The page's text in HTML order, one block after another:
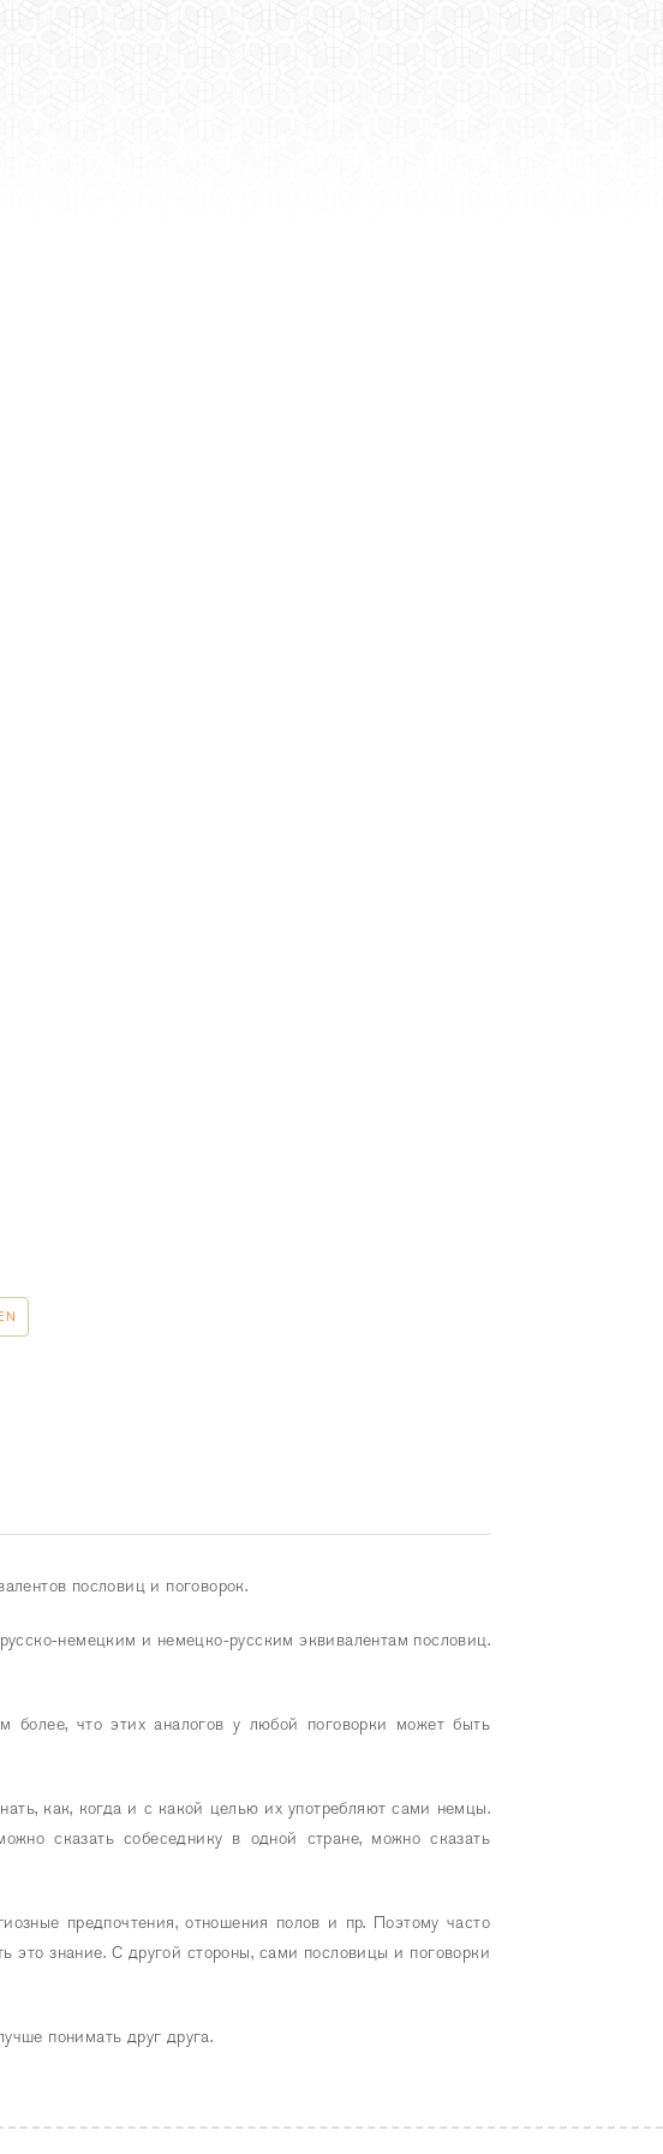
пословиц и поговорок.
немецким и немецко-русским эквивалентам пословиц.
более, что этих аналогов у любой поговорки может быть
как, когда и с какой целью их употребляют сами немцы.
сказать собеседнику в одной стране, можно сказать
предпочтения, отношения полов и пр. Поэтому часто
знание. С другой стороны, сами пословицы и поговорки
понимать друг друга.